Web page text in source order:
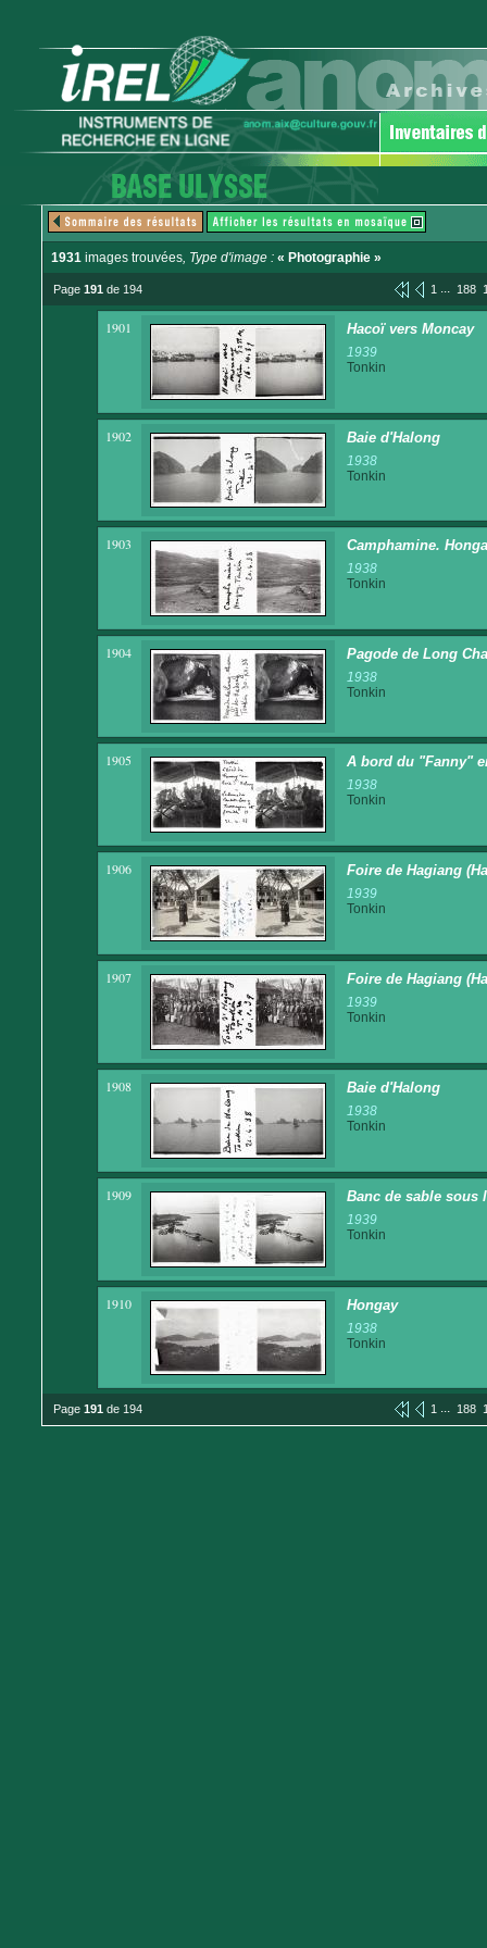
1931 images trouvées, Type d'image : « Photographie »
Page 191 de 194 1 ... 188
1901 Hacoï vers Moncay
1939
Tonkin
1902 Baie d'Halong
1938
Tonkin
1903 Camphamine.
1938
Tonkin
1904 Pagode de Long
1938
Tonkin
1905 A bord du "Fanny"
1938
Tonkin
1906 Foire de Hagiang
1939
Tonkin
1907 Foire de Hagiang
1939
Tonkin
1908 Baie d'Halong
1938
Tonkin
1909 Banc de sable sous
1939
Tonkin
1910 Hongay
1938
Tonkin
Page 191 de 194 1 ... 188